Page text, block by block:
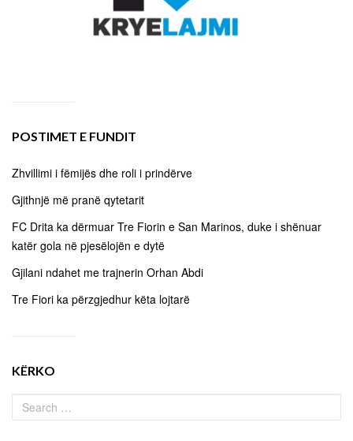
POSTIMET E FUNDIT
Zhvillimi i fëmijës dhe roli i prindërve
Gjithnjë më pranë qytetarit
FC Drita ka dërmuar Tre Fiorin e San Marinos, duke i shënuar
katër gola në pjesëlojën e dytë
Gjilani ndahet me trajnerin Orhan Abdi
Tre Fiori ka përzgjedhur këta lojtarë
KËRKO